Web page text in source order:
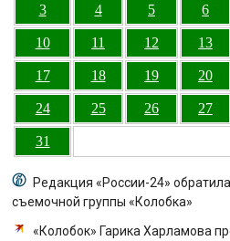
3 4 5 6
10 11 12 13
17 18 19 20
24 25 26 27
31
Редакция «России-24»
съемочной группы «Колобка»
«Колобок» Гарика Харламова